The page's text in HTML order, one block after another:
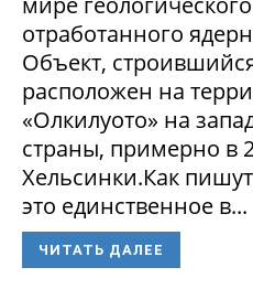
отработанного
Объект,
расположен на
«Олкилуото» на
страны, примерно в
Хельсинки.Как
это единственное в...
ЧИТАТЬ ДАЛЕЕ